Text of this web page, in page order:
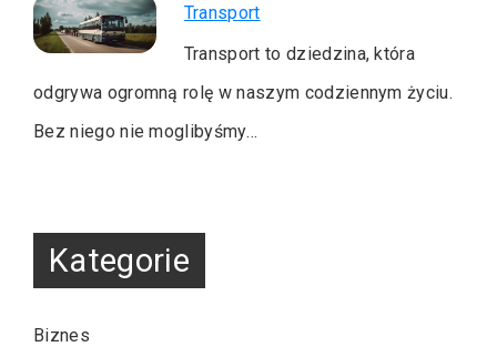
Transport
Transport to dziedzina, która
odgrywa ogromną rolę w naszym codziennym życiu.
Bez niego nie moglibyśmy…
Kategorie
Biznes